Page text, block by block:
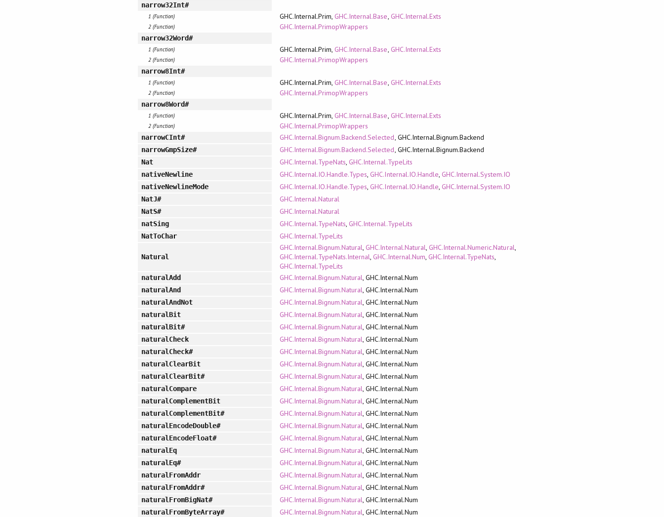
narrow32Int#
1 (Function) GHC.Internal.Prim,GHC.Internal.Base, GHC.Internal.Exts
2 (Function) GHC.Internal.PrimopWrappers
narrow32Word#
1 (Function) GHC.Internal.Prim,GHC.Internal.Base, GHC.Internal.Exts
2 (Function) GHC.Internal.PrimopWrappers
narrow8Int#
1 (Function) GHC.Internal.Prim,GHC.Internal.Base, GHC.Internal.Exts
2 (Function) GHC.Internal.PrimopWrappers
narrow8Word#
1 (Function) GHC.Internal.Prim,GHC.Internal.Base, GHC.Internal.Exts
2 (Function) GHC.Internal.PrimopWrappers
narrowCInt# GHC.Internal.Bignum.Backend.Selected, GHC.Internal.Bignum.Backend
narrowGmpSize# GHC.Internal.Bignum.Backend.Selected, GHC.Internal.Bignum.Backend
Nat GHC.Internal.TypeNats,GHC.Internal.TypeLits
nativeNewline GHC.Internal.IO.Handle.Types,GHC.Internal.IO.Handle, GHC.Internal.System.IO
nativeNewlineMode GHC.Internal.IO.Handle.Types,GHC.Internal.IO.Handle, GHC.Internal.System.IO
NatJ# GHC.Internal.Natural
NatS# GHC.Internal.Natural
natSing GHC.Internal.TypeNats,GHC.Internal.TypeLits
NatToChar GHC.Internal.TypeLits
Natural
GHC.Internal.Bignum.Natural,GHC.Internal.Natural, GHC.Internal.Numeric.Natural,
GHC.Internal.TypeNats.Internal,GHC.Internal.Num, GHC.Internal.TypeNats,
GHC.Internal.TypeLits
naturalAdd GHC.Internal.Bignum.Natural, GHC.Internal.Num
naturalAnd GHC.Internal.Bignum.Natural, GHC.Internal.Num
naturalAndNot GHC.Internal.Bignum.Natural, GHC.Internal.Num
naturalBit GHC.Internal.Bignum.Natural, GHC.Internal.Num
naturalBit# GHC.Internal.Bignum.Natural, GHC.Internal.Num
naturalCheck GHC.Internal.Bignum.Natural, GHC.Internal.Num
naturalCheck# GHC.Internal.Bignum.Natural, GHC.Internal.Num
naturalClearBit GHC.Internal.Bignum.Natural, GHC.Internal.Num
naturalClearBit# GHC.Internal.Bignum.Natural, GHC.Internal.Num
naturalCompare GHC.Internal.Bignum.Natural, GHC.Internal.Num
naturalComplementBit GHC.Internal.Bignum.Natural, GHC.Internal.Num
naturalComplementBit# GHC.Internal.Bignum.Natural, GHC.Internal.Num
naturalEncodeDouble# GHC.Internal.Bignum.Natural, GHC.Internal.Num
naturalEncodeFloat# GHC.Internal.Bignum.Natural, GHC.Internal.Num
naturalEq GHC.Internal.Bignum.Natural, GHC.Internal.Num
naturalEq# GHC.Internal.Bignum.Natural, GHC.Internal.Num
naturalFromAddr GHC.Internal.Bignum.Natural, GHC.Internal.Num
naturalFromAddr# GHC.Internal.Bignum.Natural, GHC.Internal.Num
naturalFromBigNat# GHC.Internal.Bignum.Natural, GHC.Internal.Num
naturalFromByteArray# GHC.Internal.Bignum.Natural, GHC.Internal.Num